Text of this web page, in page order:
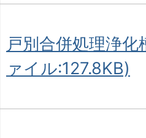
戸別合併処理浄
ァイル:127.8KB)